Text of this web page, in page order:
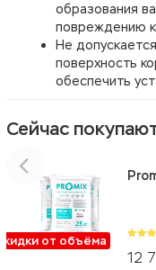
образования
повреждению
Не
поверхность
обеспечить
Сейчас
от объёма
12